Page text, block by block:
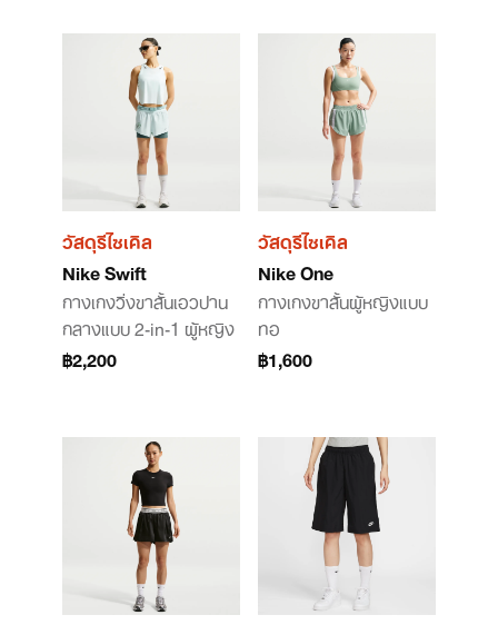
วัสดุรีไซเคิล
Nike Swift
กางเกงวิ่งขาสั้นเอวปาน
กลางแบบ 2-in-1 ผู้หญิง
฿2,200
วัสดุรีไซเคิล
Nike One
กางเกงขาสั้นผู้หญิงแบบ
ทอ
฿1,600